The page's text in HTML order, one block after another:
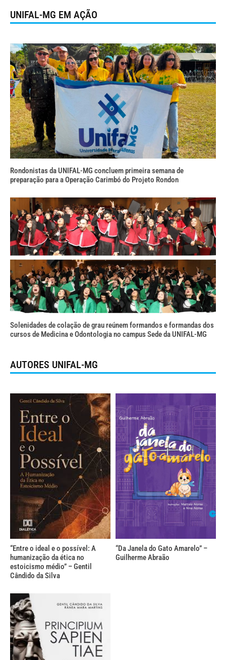
UNIFAL-MG EM AÇÃO
Rondonistas da UNIFAL-MG concluem primeira semana de
preparação para a Operação Carimbó do Projeto Rondon
Solenidades de colação de grau reúnem formandos e formandas dos
cursos de Medicina e Odontologia no campus Sede da UNIFAL-MG
AUTORES UNIFAL-MG
“Entre o ideal e o possível: A
humanização da ética no
estoicismo médio” – Gentil
Cândido da Silva
“Da Janela do Gato Amarelo” –
Guilherme Abraão